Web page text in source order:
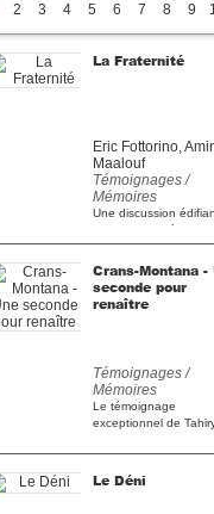
2 3 4 5 6 7 8 9
La Fraternité
Eric Fottorino,
Maalouf
Témoignages /
Mémoires
Une discussion
autour d’un thème
universel et actuel, «
Crans-Montana -
seconde pour
renaître
Témoignages /
Mémoires
Le témoignage
exceptionnel de
comment [...]
Le Déni